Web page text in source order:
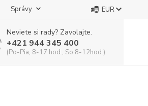
Správy EUR
Neviete si rady? Zavolajte.
+421 944 345 400
(Po-Pia, 8-17 hod., So 8-12hod.)